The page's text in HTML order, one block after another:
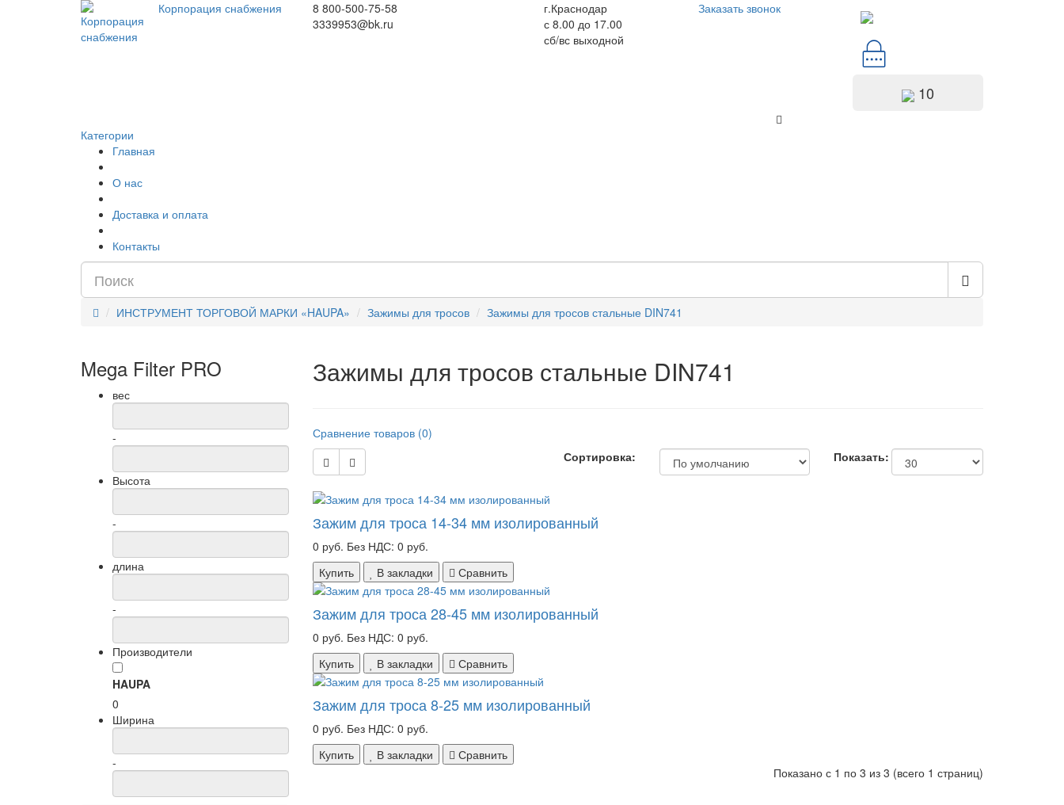
Корпорация снабжения
8 800-500-75-58
3339953@bk.ru
г.Краснодар
с 8.00 до 17.00
сб/вс выходной
Заказать звонок
10
Категории
Главная
О нас
Доставка и оплата
Контакты
ИНСТРУМЕНТ ТОРГОВОЙ МАРКИ «HAUPA» Зажимы для тросов Зажимы для тросов стальные DIN741
Mega Filter PRO
вес
-
Высота
-
длина
-
Производители
HAUPA
0
Ширина
-
Зажимы для тросов стальные DIN741
Сравнение товаров (0)
Сортировка:
Показать:
Зажим для троса 14-34 мм изолированный
0 руб. Без НДС: 0 руб.
Купить
В закладки Сравнить
Зажим для троса 28-45 мм изолированный
0 руб. Без НДС: 0 руб.
Купить
В закладки Сравнить
Зажим для троса 8-25 мм изолированный
0 руб. Без НДС: 0 руб.
Купить
В закладки
Сравнить
Показано с 1 по 3 из 3 (всего 1 страниц)